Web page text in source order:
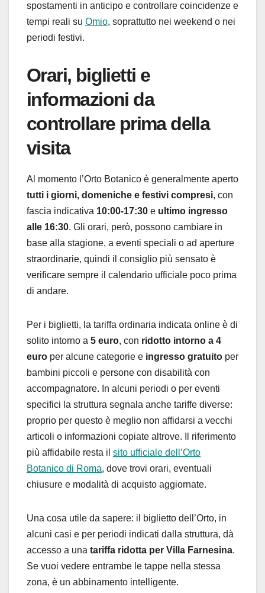
spostamenti in anticipo e controllare coincidenze e
tempi reali su Omio, soprattutto nei weekend o nei
periodi festivi.
Orari, biglietti e
informazioni da
controllare prima della
visita
Al momento l’Orto Botanico è generalmente aperto
tutti i giorni, domeniche e festivi compresi, con
fascia indicativa 10:00-17:30 e ultimo ingresso
alle 16:30. Gli orari, però, possono cambiare in
base alla stagione, a eventi speciali o ad aperture
straordinarie, quindi il consiglio più sensato è
verificare sempre il calendario ufficiale poco prima
di andare.
Per i biglietti, la tariffa ordinaria indicata online è di
solito intorno a 5 euro, con ridotto intorno a 4
euro per alcune categorie e ingresso gratuito per
bambini piccoli e persone con disabilità con
accompagnatore. In alcuni periodi o per eventi
specifici la struttura segnala anche tariffe diverse:
proprio per questo è meglio non affidarsi a vecchi
articoli o informazioni copiate altrove. Il riferimento
più affidabile resta il sito ufficiale dell’Orto
Botanico di Roma, dove trovi orari, eventuali
chiusure e modalità di acquisto aggiornate.
Una cosa utile da sapere: il biglietto dell’Orto, in
alcuni casi e per periodi indicati dalla struttura, dà
accesso a una tariffa ridotta per Villa Farnesina.
Se vuoi vedere entrambe le tappe nella stessa
zona, è un abbinamento intelligente.